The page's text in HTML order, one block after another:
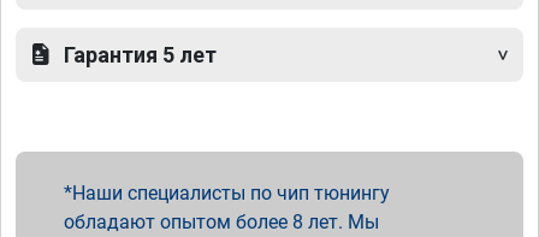
Гарантия 5 лет
Наши специалисты по чип тюнингу
обладают опытом более 8 лет. Мы